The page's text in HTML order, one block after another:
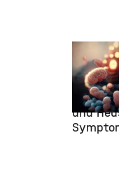
8. Mai
Der
und